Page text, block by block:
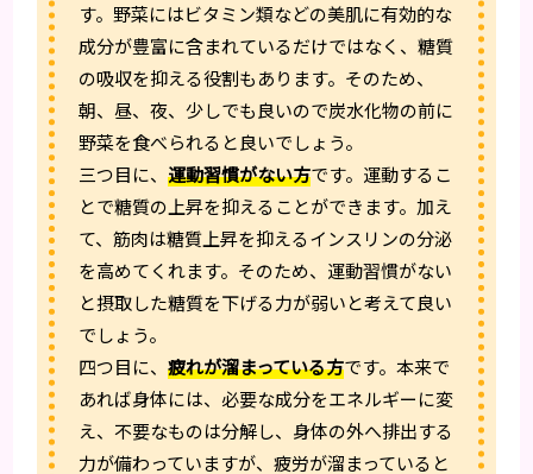
す。野菜にはビタミン類などの美肌に有効的な
成分が豊富に含まれているだけではなく、糖質
の吸収を抑える役割もあります。そのため、
朝、昼、夜、少しでも良いので炭水化物の前に
野菜を食べられると良いでしょう。
三つ目に、運動習慣がない方です。運動するこ
とで糖質の上昇を抑えることができます。加え
て、筋肉は糖質上昇を抑えるインスリンの分泌
を高めてくれます。そのため、運動習慣がない
と摂取した糖質を下げる力が弱いと考えて良い
でしょう。
四つ目に、疲れが溜まっている方です。本来で
あれば身体には、必要な成分をエネルギーに変
え、不要なものは分解し、身体の外へ排出する
力が備わっていますが、疲労が溜まっていると